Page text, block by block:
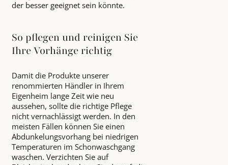
der besser geeignet sein könnte.
So pflegen und reinigen Sie
Ihre Vorhänge richtig
Damit die Produkte unserer
renommierten Händler in Ihrem
Eigenheim lange Zeit wie neu
aussehen, sollte die richtige Pflege
nicht vernachlässigt werden. In den
meisten Fällen können Sie einen
Abdunkelungsvorhang bei niedrigen
Temperaturen im Schonwaschgang
waschen. Verzichten Sie auf